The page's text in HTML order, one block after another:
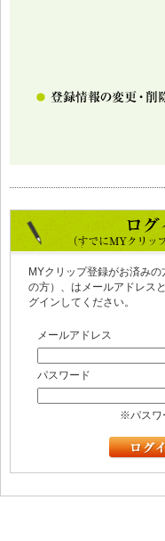
MYクリップ登録がお済み
の方）、はメールアドレス
グインしてください。
メールアドレス
パスワード
※パスワ